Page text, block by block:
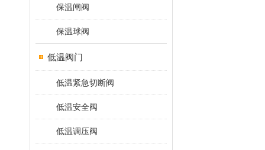
保温闸阀
保温球阀
低温阀门
低温紧急切断阀
低温安全阀
低温调压阀